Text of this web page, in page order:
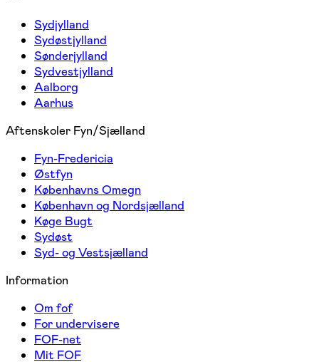
Sydjylland
Sydøstjylland
Sønderjylland
Sydvestjylland
Aalborg
Aarhus
Aftenskoler Fyn/Sjælland
Fyn-Fredericia
Østfyn
Københavns Omegn
København og Nordsjælland
Køge Bugt
Sydøst
Syd- og Vestsjælland
Information
Om fof
For undervisere
FOF-net
Mit FOF